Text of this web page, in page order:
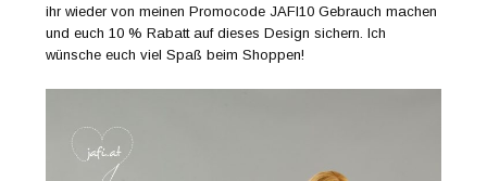
ihr wieder von meinen Promocode JAFI10 Gebrauch machen
und euch 10 % Rabatt auf dieses Design sichern. Ich
wünsche euch viel Spaß beim Shoppen!